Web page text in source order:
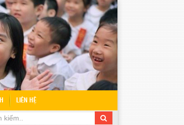
LIÊN HỆ
TIỂU HỌC NGUYỄN BỈNH KHIÊM